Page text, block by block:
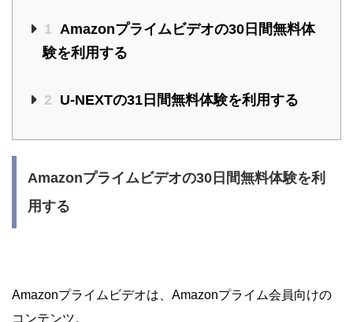
1 Amazonプライムビデオの30日間無料体
験を利用する
2 U-NEXTの31日間無料体験を利用する
Amazonプライムビデオの30日間無料体験を利
用する
Amazonプライムビデオは、Amazonプライム会員向けの
コンテンツ。